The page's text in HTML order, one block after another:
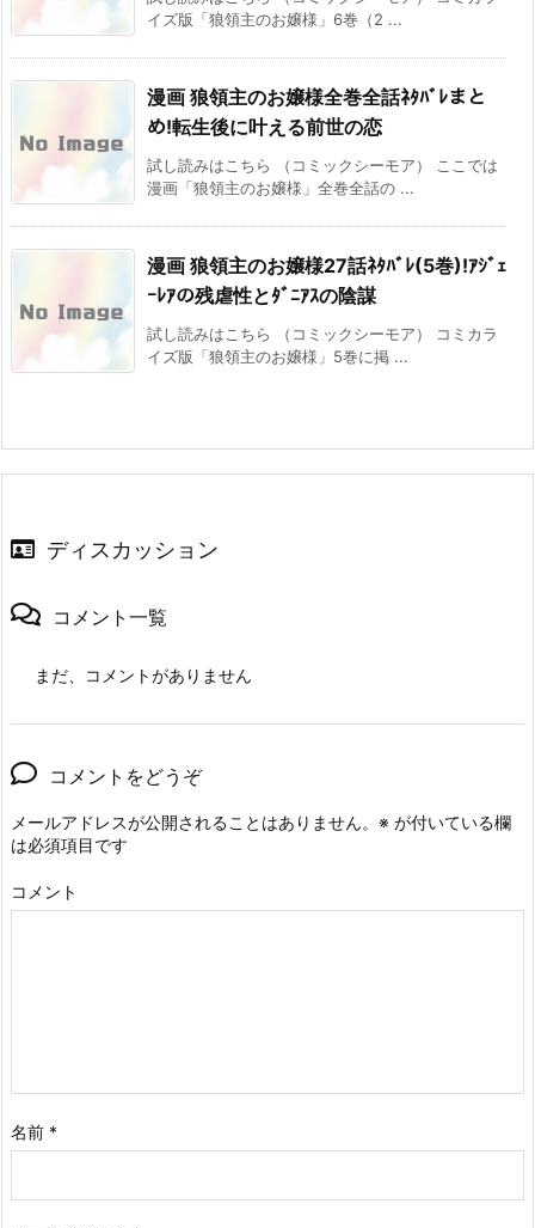
イズ版「狼領主のお嬢様」6巻（2 ...
漫画 狼領主のお嬢様全巻全話ﾈﾀﾊﾞﾚまと
め!転生後に叶える前世の恋
試し読みはこちら （コミックシーモア） ここでは
漫画「狼領主のお嬢様」全巻全話の ...
漫画 狼領主のお嬢様27話ﾈﾀﾊﾞﾚ(5巻)!ｱｼﾞｪ
ｰﾚｱの残虐性とﾀﾞﾆｱｽの陰謀
試し読みはこちら （コミックシーモア） コミカラ
イズ版「狼領主のお嬢様」5巻に掲 ...
ディスカッション
コメント一覧
まだ、コメントがありません
コメントをどうぞ
メールアドレスが公開されることはありません。 ※ が付いている欄
は必須項目です
コメント
名前 *